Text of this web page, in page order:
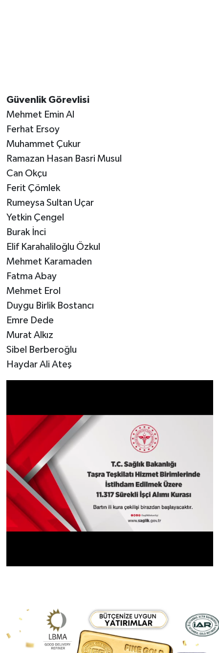
Güvenlik Görevlisi
Mehmet Emin Al
Ferhat Ersoy
Muhammet Çukur
Ramazan Hasan Basri Musul
Can Okçu
Ferit Çömlek
Rumeysa Sultan Uçar
Yetkin Çengel
Burak İnci
Elif Karahaliloğlu Özkul
Mehmet Karamaden
Fatma Abay
Mehmet Erol
Duygu Birlik Bostancı
Emre Dede
Murat Alkız
Sibel Berberoğlu
Haydar Ali Ateş